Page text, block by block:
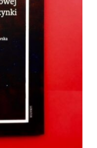
SZCZEGÓŁY